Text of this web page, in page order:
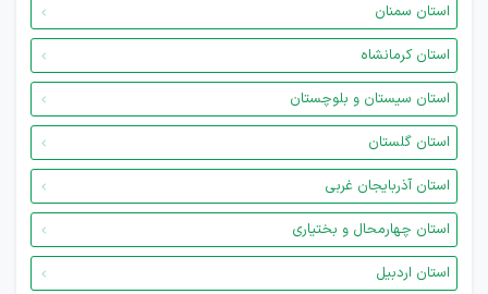
استان سمنان
استان کرمانشاه
استان سیستان و بلوچستان
استان گلستان
استان آذربایجان غربی
استان چهارمحال و بختیاری
استان اردبیل